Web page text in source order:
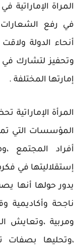
المراة الإماراتية
في رفع
أنحاء الدولة
وتحفيز لتشارك
إمارتها المختلفة .
المرأة الإماراتية
المؤسسات التي
أفراد المجتمع
إستقلاليتها في
يدور حولها أنها
ناجحة وأكاديمية
ومربية ،وتعايش
،وتحليها بصفات